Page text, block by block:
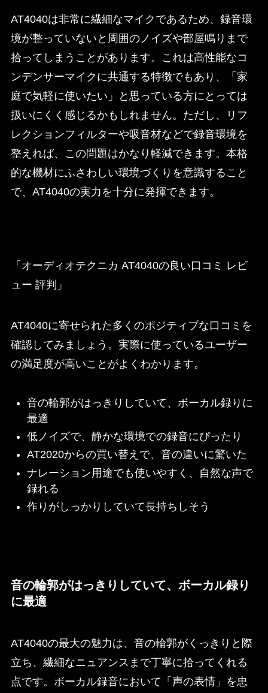
AT4040は非常に繊細なマイクであるため、録音環
境が整っていないと周囲のノイズや部屋鳴りまで
拾ってしまうことがあります。これは高性能なコ
ンデンサーマイクに共通する特徴でもあり、「家
庭で気軽に使いたい」と思っている方にとっては
扱いにくく感じるかもしれません。ただし、リフ
レクションフィルターや吸音材などで録音環境を
整えれば、この問題はかなり軽減できます。本格
的な機材にふさわしい環境づくりを意識すること
で、AT4040の実力を十分に発揮できます。
「オーディオテクニカ AT4040の良い口コミ レビ
ュー 評判」
AT4040に寄せられた多くのポジティブな口コミを
確認してみましょう。実際に使っているユーザー
の満足度が高いことがよくわかります。
音の輪郭がはっきりしていて、ボーカル録りに
最適
低ノイズで、静かな環境での録音にぴったり
AT2020からの買い替えで、音の違いに驚いた
ナレーション用途でも使いやすく、自然な声で
録れる
作りがしっかりしていて長持ちしそう
音の輪郭がはっきりしていて、ボーカル録り
に最適
AT4040の最大の魅力は、音の輪郭がくっきりと際
立ち、繊細なニュアンスまで丁寧に拾ってくれる
点です。ボーカル録音において「声の表情」を忠